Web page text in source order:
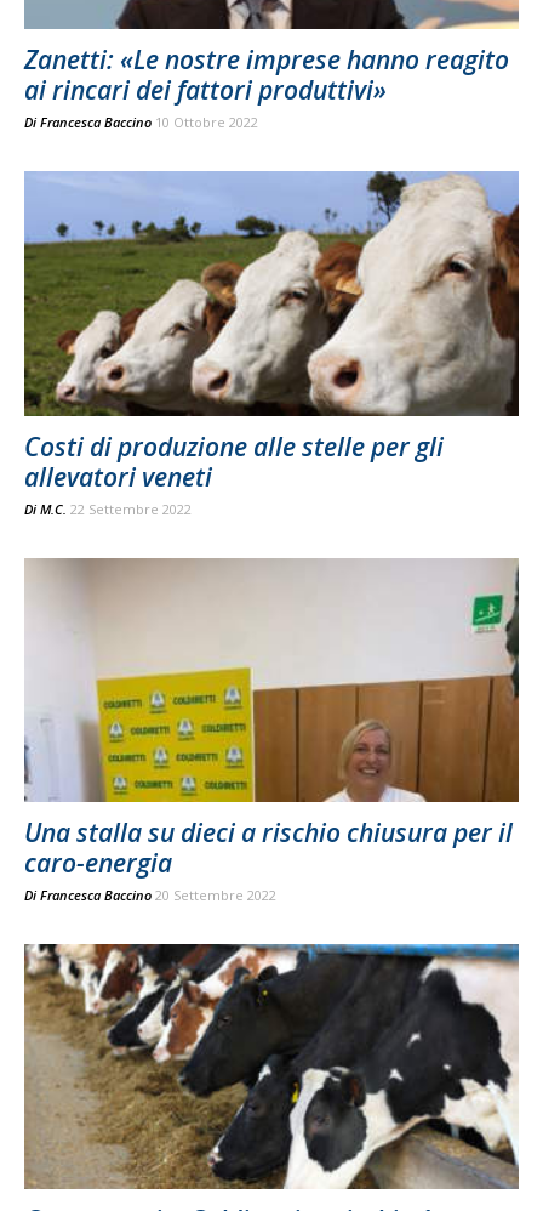
Zanetti: «Le nostre imprese hanno reagito
ai rincari dei fattori produttivi»
Di Francesca Baccino 10 Ottobre 2022
Costi di produzione alle stelle per gli
allevatori veneti
Di M.C. 22 Settembre 2022
Una stalla su dieci a rischio chiusura per il
caro-energia
Di Francesca Baccino 20 Settembre 2022